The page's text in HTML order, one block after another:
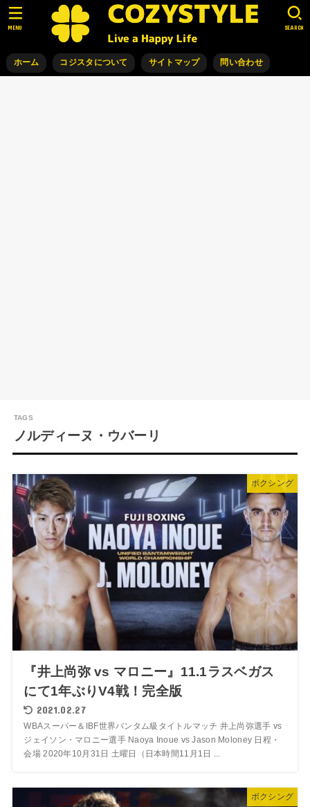
ホーム コジスタについて サイトマップ 問い合わせ
SEARCH
MENU
ノルディーヌ・ウバーリ
ボクシング
『井上尚弥 vs マロニー』11.1ラスベガス
にて1年ぶりV4戦！完全版
2021.02.27
WBAスーパー＆IBF世界バンタム級タイトルマッチ 井上尚弥選手 vs
ジェイソン・マロニー選手 Naoya Inoue vs Jason Moloney 日程・
会場 2020年10月31日 土曜日（日本時間11月1日 ...
ボクシング